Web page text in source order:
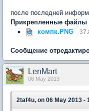
после последней
Прикрепленные файлы
компк.PNG
Сообщение
LenMart
06 May 2013
2taf4u, on 06 May 2013 -